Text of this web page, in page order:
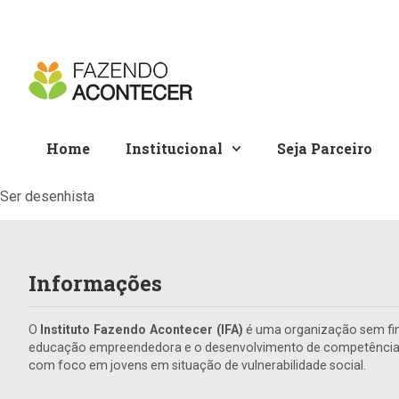
Home Institucional Seja Parceiro
Ser desenhista
Informações
O Instituto Fazendo Acontecer (IFA) é uma organização sem
educação empreendedora e o desenvolvimento de
com foco em jovens em situação de vulnerabilidade social.